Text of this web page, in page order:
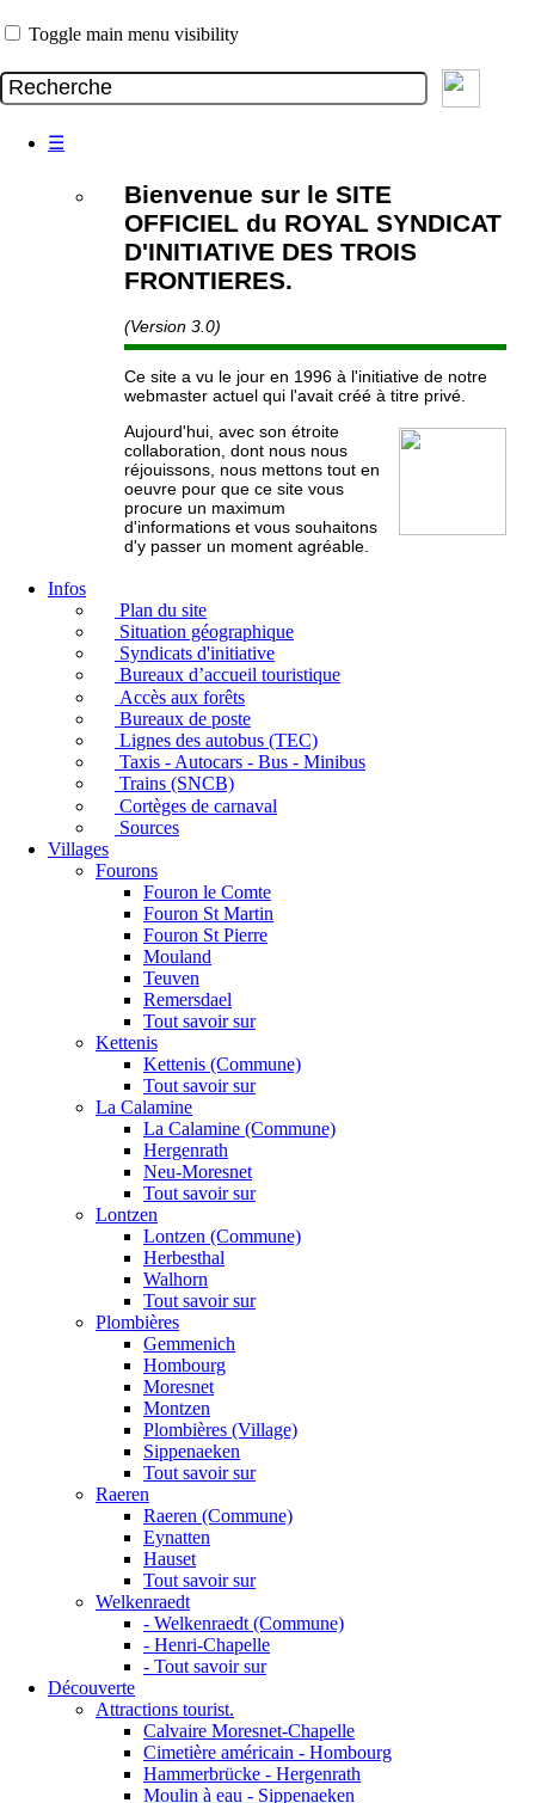
Toggle main menu visibility
☰
Bienvenue sur le SITE
OFFICIEL du ROYAL SYNDICAT
D'INITIATIVE DES TROIS
FRONTIERES.
(Version 3.0)
Ce site a vu le jour en 1996 à l'initiative de notre
webmaster actuel qui l'avait créé à titre privé.
Aujourd'hui, avec son étroite
collaboration, dont nous nous
réjouissons, nous mettons tout en
oeuvre pour que ce site vous
procure un maximum
d'informations et vous souhaitons
d'y passer un moment agréable.
Infos
Plan du site
Situation géographique
Syndicats d'initiative
Bureaux d’accueil touristique
Accès aux forêts
Bureaux de poste
Lignes des autobus (TEC)
Taxis - Autocars - Bus - Minibus
Trains (SNCB)
Cortèges de carnaval
Sources
Villages
Fourons
Fouron le Comte
Fouron St Martin
Fouron St Pierre
Mouland
Teuven
Remersdael
Tout savoir sur
Kettenis
Kettenis (Commune)
Tout savoir sur
La Calamine
La Calamine (Commune)
Hergenrath
Neu-Moresnet
Tout savoir sur
Lontzen
Lontzen (Commune)
Herbesthal
Walhorn
Tout savoir sur
Plombières
Gemmenich
Hombourg
Moresnet
Montzen
Plombières (Village)
Sippenaeken
Tout savoir sur
Raeren
Raeren (Commune)
Eynatten
Hauset
Tout savoir sur
Welkenraedt
- Welkenraedt (Commune)
- Henri-Chapelle
- Tout savoir sur
Découverte
Attractions tourist.
Calvaire Moresnet-Chapelle
Cimetière américain - Hombourg
Hammerbrücke - Hergenrath
Moulin à eau - Sippenaeken